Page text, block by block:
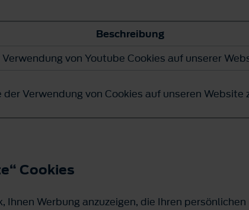
Beschreibung
von Youtube Cookies auf unserer
der Verwendung von Cookies auf unseren
Cookies
Ihnen Werbung anzuzeigen, die Ihren